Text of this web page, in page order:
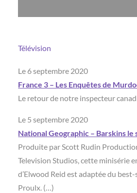
Télévision
Le 6 septembre 2020
France 3 – Les Enquêtes de
Le retour de notre inspecteur
Le 5 septembre 2020
National Geographic – Barskins le
Produite par Scott Rudin
Television Studios, cette minisérie
d’Elwood Reid est adaptée du best-
Proulx. (…)